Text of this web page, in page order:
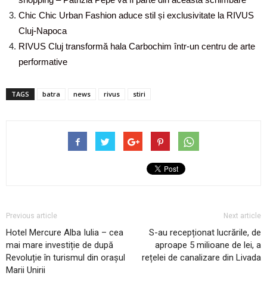
Chic Chic Urban Fashion aduce stil și exclusivitate la RIVUS
Cluj-Napoca
RIVUS Cluj transformă hala Carbochim într-un centru de arte
performative
TAGS batra news rivus stiri
Previous article
Hotel Mercure Alba Iulia – cea
mai mare investiție de după
Revoluție în turismul din orașul
Marii Unirii
Next article
S-au recepționat lucrările, de
aproape 5 milioane de lei, a
rețelei de canalizare din Livada